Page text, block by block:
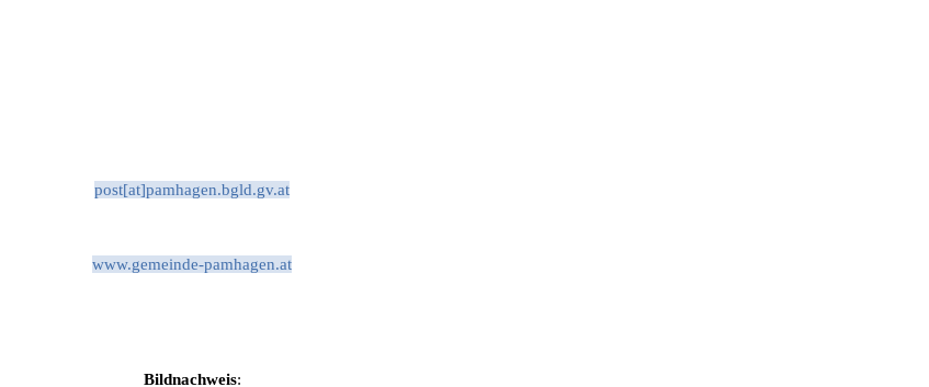
post[at]pamhagen.bgld.gv.at
www.gemeinde-pamhagen.at
Bildnachweis: